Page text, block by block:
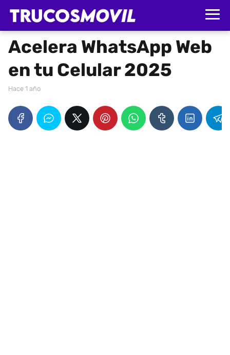
Acelera WhatsApp Web
en tu Celular 2025
hace 1 año